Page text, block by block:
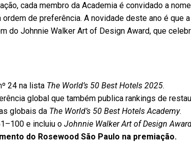
cada membro da Academia é convidado a
de preferência. A novidade deste ano é que
do Johnnie Walker Art of Design Award, que
24 na lista The World’s 50 Best Hotels 2025.
global que também publica rankings de
globais da The World’s 50 Best Hotels Academy.
e incluiu o Johnnie Walker Art of Design
do Rosewood São Paulo na premiação.